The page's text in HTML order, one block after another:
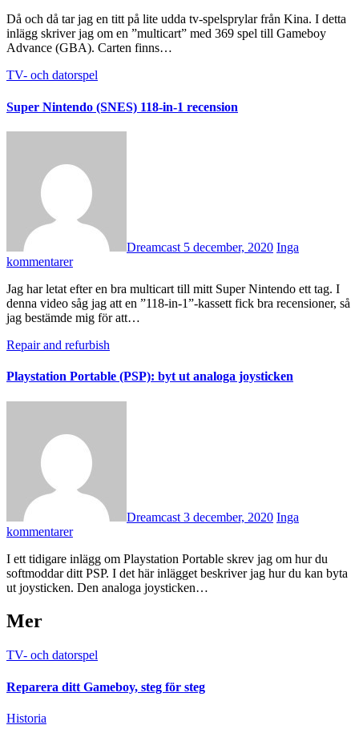
Då och då tar jag en titt på lite udda tv-spelsprylar från Kina. I detta
inlägg skriver jag om en ”multicart” med 369 spel till Gameboy
Advance (GBA). Carten finns…
TV- och datorspel
Super Nintendo (SNES) 118-in-1 recension
Dreamcast 5 december, 2020 Inga
kommentarer
Jag har letat efter en bra multicart till mitt Super Nintendo ett tag. I
denna video såg jag att en ”118-in-1”-kassett fick bra recensioner, så
jag bestämde mig för att…
Repair and refurbish
Playstation Portable (PSP): byt ut analoga joysticken
Dreamcast 3 december, 2020 Inga
kommentarer
I ett tidigare inlägg om Playstation Portable skrev jag om hur du
softmoddar ditt PSP. I det här inlägget beskriver jag hur du kan byta
ut joysticken. Den analoga joysticken…
Mer
TV- och datorspel
Reparera ditt Gameboy, steg för steg
Historia